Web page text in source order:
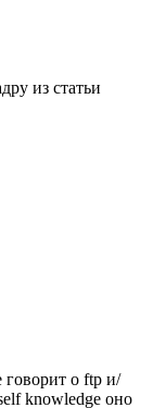
из статьи
говорит о ftp и/
knowledge оно